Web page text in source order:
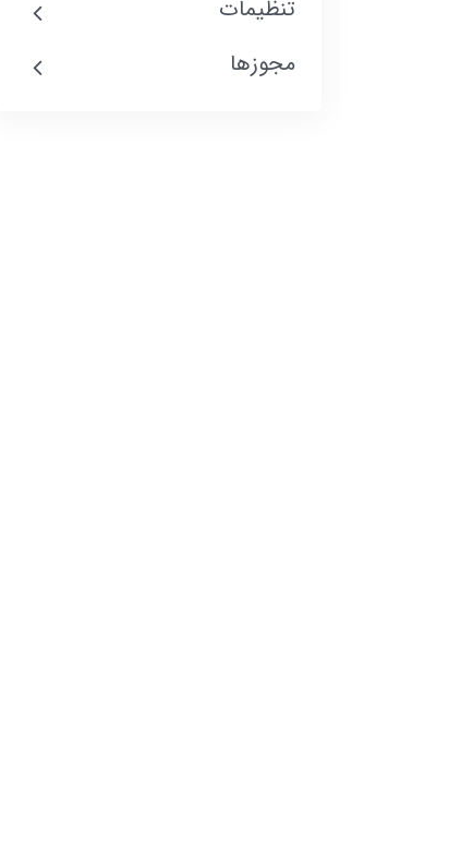
تنظیمات
مجوزها